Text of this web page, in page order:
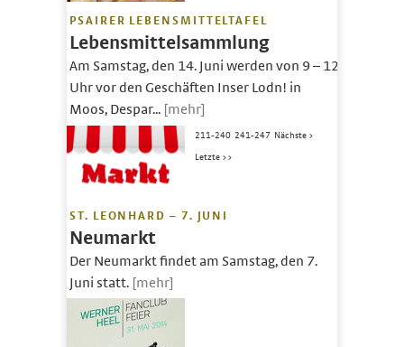
PSAIRER LEBENSMITTELTAFEL
Lebensmittelsammlung
Am Samstag, den 14. Juni werden von 9 – 12
Uhr vor den Geschäften Inser Lodn! in
Moos, Despar... [mehr]
ST. LEONHARD – 7. JUNI
Neumarkt
Der Neumarkt findet am Samstag, den 7.
Juni statt. [mehr]
211-240 241-247 Nächste >
Letzte >>